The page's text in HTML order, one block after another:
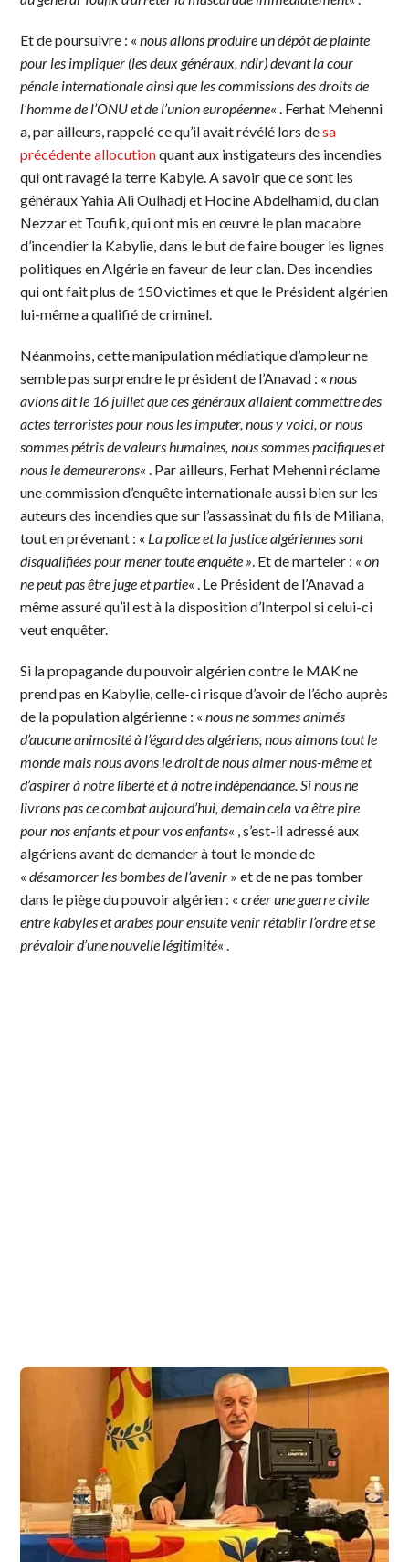
Et de poursuivre : «nous allons produire un dépôt de plainte
pour les impliquer (les deux généraux, ndlr) devant la cour
pénale internationale ainsi que les commissions des droits de
l’homme de l’ONU et de l’union européenne« . Ferhat Mehenni
a, par ailleurs, rappelé ce qu’il avait révélé lors desa
précédente allocutionquant aux instigateurs des incendies
qui ont ravagé la terre Kabyle. A savoir que ce sont les
généraux Yahia Ali Oulhadj et Hocine Abdelhamid, du clan
Nezzar et Toufik, qui ont mis en œuvre le plan macabre
d’incendier la Kabylie, dans le but de faire bouger les lignes
politiques en Algérie en faveur de leur clan. Des incendies
qui ont fait plus de 150 victimes et que le Président algérien
lui-même a qualifié de criminel.
Néanmoins, cette manipulation médiatique d’ampleur ne
semble pas surprendre le président de l’Anavad : «nous
avions dit le 16 juillet que ces généraux allaient commettre des
actes terroristes pour nous les imputer, nous y voici, or nous
sommes pétris de valeurs humaines, nous sommes pacifiques et
nous le demeurerons« . Par ailleurs, Ferhat Mehenni réclame
une commission d’enquête internationale aussi bien sur les
auteurs des incendies que sur l’assassinat du fils de Miliana,
tout en prévenant : « La police et la justice algériennes sont
disqualifiées pour mener toute enquête ». Et de marteler : « on
ne peut pas être juge et partie« . Le Président de l’Anavad a
même assuré qu’il est à la disposition d’Interpol si celui-ci
veut enquêter.
Si la propagande du pouvoir algérien contre le MAK ne
prend pas en Kabylie, celle-ci risque d’avoir de l’écho auprès
de la population algérienne : «nous ne sommes animés
d’aucune animosité à l’égard des algériens, nous aimons tout le
monde mais nous avons le droit de nous aimer nous-même et
d’aspirer à notre liberté et à notre indépendance. Si nous ne
livrons pas ce combat aujourd’hui, demain cela va être pire
pour nos enfants et pour vos enfants« , s’est-il adressé aux
algériens avant de demander à tout le monde de
«désamorcer les bombes de l’avenir » et de ne pas tomber
dans le piège du pouvoir algérien : «créer une guerre civile
entre kabyles et arabes pour ensuite venir rétablir l’ordre et se
prévaloir d’une nouvelle légitimité« .